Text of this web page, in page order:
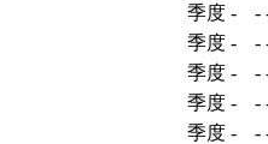
季度 - -
季度 - -
季度 - -
季度 - -
季度 - -